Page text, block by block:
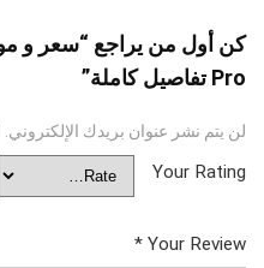
Pro تفاصيل كاملة”
لن يتم نشر عنوان بريدك الإلكتروني.
Your Rating
Your Review
*